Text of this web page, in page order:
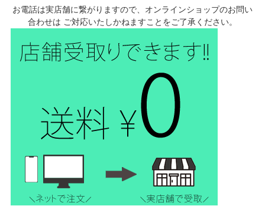
お電話は実店舗に繋がりますので、オンラインショップのお問い
合わせは ご対応いたしかねますことをご了承ください。